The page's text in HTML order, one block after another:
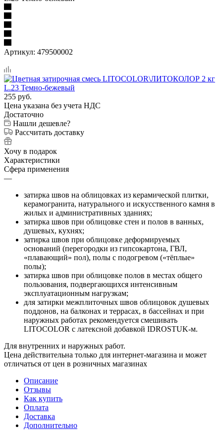
Артикул: 479500002
255 руб.
Цена указана без учета НДС
Достаточно
Нашли дешевле?
Рассчитать доставку
Хочу в подарок
Характеристики
Сфера применения
—
затирка швов на облицовках из керамической плитки,
керамогранита, натурального и искусственного камня в
жилых и административных зданиях;
затирка швов при облицовке стен и полов в ванных,
душевых, кухнях;
затирка швов при облицовке деформируемых
оснований (перегородки из гипсокартона, ГВЛ,
«плавающий» пол), полы с подогревом («тёплые»
полы);
затирка швов при облицовке полов в местах общего
пользования, подвергающихся интенсивным
эксплуатационным нагрузкам;
для затирки межплиточных швов облицовок душевых
поддонов, на балконах и террасах, в бассейнах и при
наружных работах рекомендуется смешивать
LITOCOLOR c латексной добавкой IDROSTUK-м.
Для внутренних и наружных работ.
Цена действительна только для интернет-магазина и может
отличаться от цен в розничных магазинах
Описание
Отзывы
Как купить
Оплата
Доставка
Дополнительно